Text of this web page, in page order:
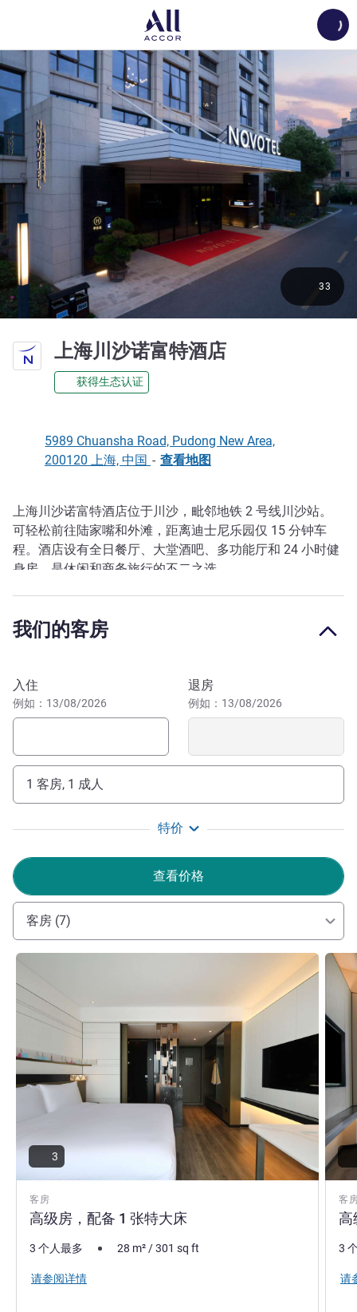
上海川沙诺富特酒店
获得生态认证
33
5989 Chuansha Road, Pudong New Area,
200120 上海, 中国 - 查看地图
描述
上海川沙诺富特酒店位于川沙，毗邻地铁 2 号线川沙站。
可轻松前往陆家嘴和外滩，距离迪士尼乐园仅 15 分钟车
程。酒店设有全日餐厅、大堂酒吧、多功能厅和 24 小时健
身房。是休闲和商务旅行的不二之选。
我们的客房
预订此酒店
入住
例如：13/08/2026
退房
例如：13/08/2026
1 客房, 1 成人
特价
查看价格
客房 (7)
客房
高级房，配备 1 张特大床
请参阅详情
3
3 个人最多 28 m²/301 sq ft
请参阅详情
客
高
请参
3
请